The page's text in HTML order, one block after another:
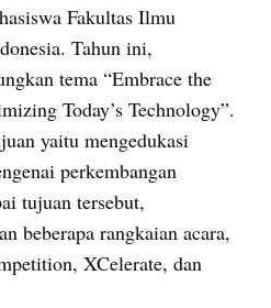
Fakultas Ilmu
Tahun ini,
tema “Embrace the
Today’s Technology”.
yaitu mengedukasi
perkembangan
tujuan tersebut,
beberapa rangkaian acara,
XCelerate, dan